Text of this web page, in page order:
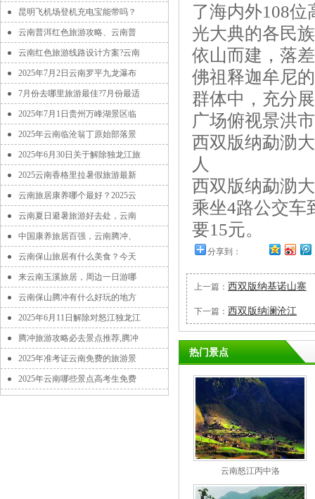
昆明飞机场登机充电宝能带吗？
云南普洱红色旅游攻略、云南普
云南红色旅游线路设计方案?云南
2025年7月2日云南罗平九龙瀑布
7月份去哪里旅游最佳?7月份最适
2025年7月1日贵州万峰湖景区临
2025年云南临沧翁丁原始部落景
2025年6月30日关于解除独龙江旅
2025云南香格里拉暑假旅游最新
云南旅居康养哪个最好？2025云
云南夏日避暑旅游好去处，云南
中国康养旅居百强，云南腾冲、
云南保山旅居有什么美食？今天
来云南玉溪旅居，周边一日游哪
云南保山腾冲有什么好玩的地方
2025年6月11日解除对怒江独龙江
腾冲旅游攻略必去景点推荐,腾冲
2025年准考证云南免费的旅游景
2025年云南哪些景点高考生免费
了海内外108
光大典的各民
依山而建，落
佛祖释迦牟尼
群体中，充分
广场俯视景洪
西双版纳勐泐
人
西双版纳勐泐
乘坐4路公交车
要15元。
分享到：
上一篇： 西双版纳基诺山寨
下一篇： 西双版纳澜沧江
热门景点
云南怒江丙中洛